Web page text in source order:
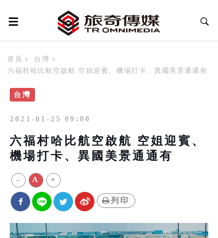
首頁
台灣
六福村哈比航空啟航 空姐迎賓、機場打卡、異國美景通通有
台灣
2021-01-25 09:00
六福村哈比航空啟航 空姐迎賓、
機場打卡、異國美景通通有
- A +
列印